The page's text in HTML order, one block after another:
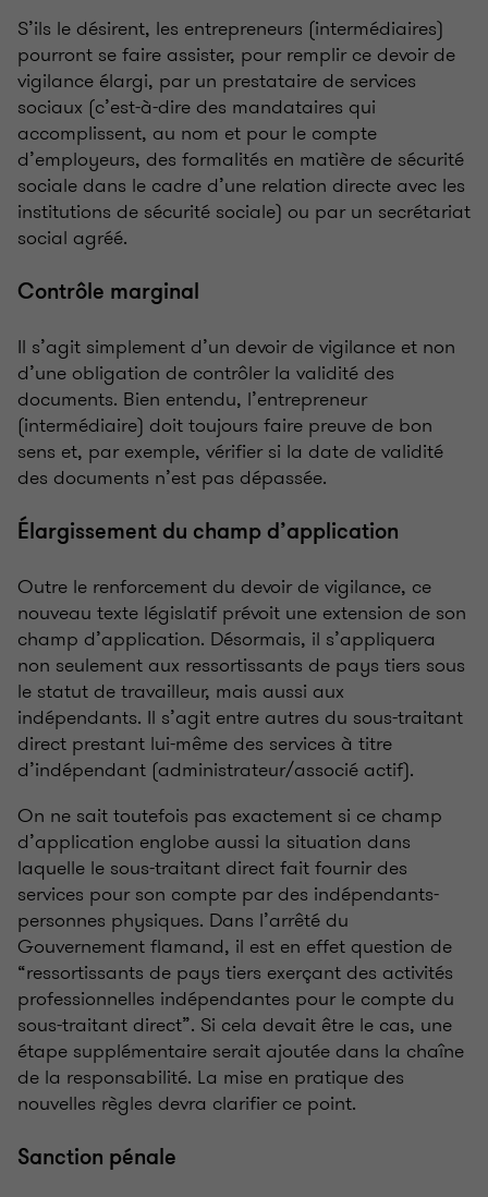
S’ils le désirent, les entrepreneurs (intermédiaires)
pourront se faire assister, pour remplir ce devoir de
vigilance élargi, par un prestataire de services
sociaux (c’est-à-dire des mandataires qui
accomplissent, au nom et pour le compte
d’employeurs, des formalités en matière de sécurité
sociale dans le cadre d’une relation directe avec les
institutions de sécurité sociale) ou par un secrétariat
social agréé.
Contrôle marginal
Il s’agit simplement d’un devoir de vigilance et non
d’une obligation de contrôler la validité des
documents. Bien entendu, l’entrepreneur
(intermédiaire) doit toujours faire preuve de bon
sens et, par exemple, vérifier si la date de validité
des documents n’est pas dépassée.
Élargissement du champ d’application
Outre le renforcement du devoir de vigilance, ce
nouveau texte législatif prévoit une extension de son
champ d’application. Désormais, il s’appliquera
non seulement aux ressortissants de pays tiers sous
le statut de travailleur, mais aussi aux
indépendants. Il s’agit entre autres du sous-traitant
direct prestant lui-même des services à titre
d’indépendant (administrateur/associé actif).
On ne sait toutefois pas exactement si ce champ
d’application englobe aussi la situation dans
laquelle le sous-traitant direct fait fournir des
services pour son compte par des indépendants-
personnes physiques. Dans l’arrêté du
Gouvernement flamand, il est en effet question de
“ressortissants de pays tiers exerçant des activités
professionnelles indépendantes pour le compte du
sous-traitant direct”. Si cela devait être le cas, une
étape supplémentaire serait ajoutée dans la chaîne
de la responsabilité. La mise en pratique des
nouvelles règles devra clarifier ce point.
Sanction pénale